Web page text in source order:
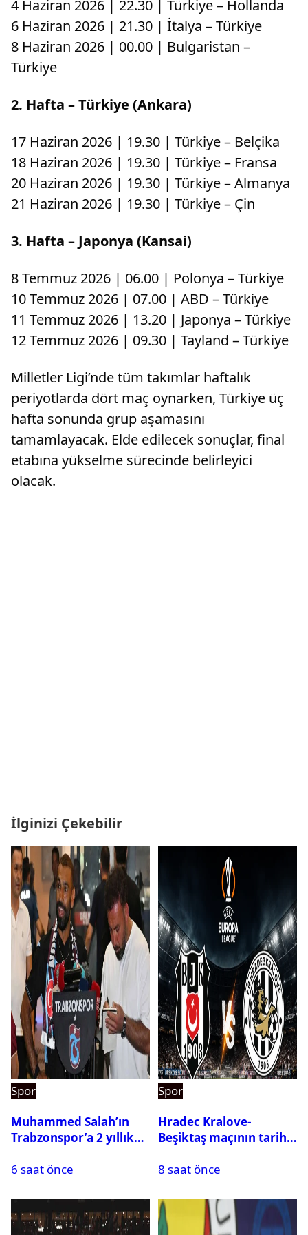
4 Haziran 2026 | 22.30 | Türkiye – Hollanda
6 Haziran 2026 | 21.30 | İtalya – Türkiye
8 Haziran 2026 | 00.00 | Bulgaristan –
Türkiye
2. Hafta – Türkiye (Ankara)
17 Haziran 2026 | 19.30 | Türkiye – Belçika
18 Haziran 2026 | 19.30 | Türkiye – Fransa
20 Haziran 2026 | 19.30 | Türkiye – Almanya
21 Haziran 2026 | 19.30 | Türkiye – Çin
3. Hafta – Japonya (Kansai)
8 Temmuz 2026 | 06.00 | Polonya – Türkiye
10 Temmuz 2026 | 07.00 | ABD – Türkiye
11 Temmuz 2026 | 13.20 | Japonya – Türkiye
12 Temmuz 2026 | 09.30 | Tayland – Türkiye
Milletler Ligi’nde tüm takımlar haftalık
periyotlarda dört maç oynarken, Türkiye üç
hafta sonunda grup aşamasını
tamamlayacak. Elde edilecek sonuçlar, final
etabına yükselme sürecinde belirleyici
olacak.
İlginizi Çekebilir
Spor
Muhammed Salah’ın
Trabzonspor’a 2 yıllık
6 saat önce
Spor
Hradec Kralove-
Beşiktaş maçının tarihi
8 saat önce